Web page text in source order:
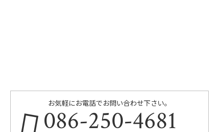
お気軽にお電話でお問い合わせ下さい。
086-250-4681